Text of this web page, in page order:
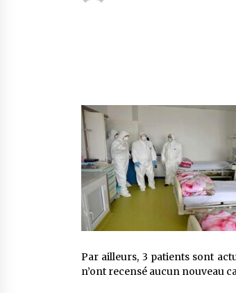
Par ailleurs, 3 patients sont
n’ont recensé aucun nouveau